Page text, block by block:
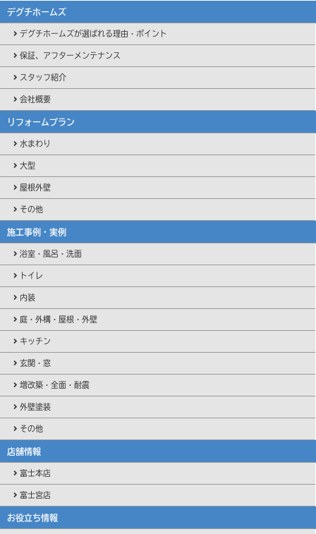
デグチホームズ
デグチホームズが選ばれる理由・ポイント
保証、アフターメンテナンス
スタッフ紹介
会社概要
リフォームプラン
水まわり
大型
屋根外壁
その他
施工事例・実例
浴室・風呂・洗面
トイレ
内装
庭・外構・屋根・外壁
キッチン
玄関・窓
増改築・全面・耐震
外壁塗装
その他
店舗情報
富士本店
富士宮店
お役立ち情報